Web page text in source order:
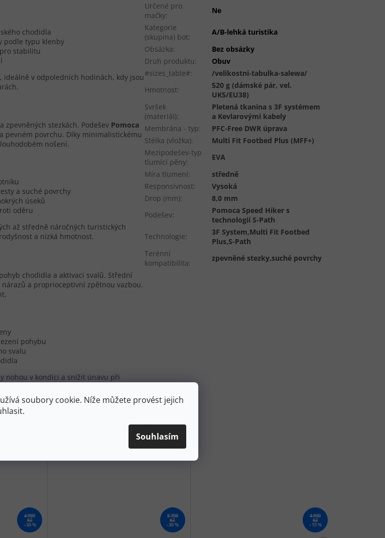
soubory cookie. Níže můžete provést jejich
Souhlasím
chodidla
podle typu klenby
stabilitu
v odpoledních hodinách, kdy jsou
stezkách. Podešev Pomoca
pevném povrchu. Díky minimalistickému
nošení.
a suché povrchy
úseků
oděru
až středně náročných turistických
a nízká hmotnost.
chodidla a aktivaci svalů. Střední
a proprioceptivní zpětnou vazbou.
pohybu
svalu
nohou v kondici a snížit únavu při
Určené pro
mačky:
Ne
Kategorie
(skupina) bot:
A/B-lehká turistika
Obsázka:
Bez obsázky
Druh produktu:
Obuv
#sizes_table#:
/velikostni-tabulka-salewa/
Hmotnost:
520 g (dámské pár, vel.
UK5/EU38)
Svršek
(materiál):
Pletená tkanina s 3F systémem
a Kevlarovými kabely
Membrána - typ:
PFC-Free DWR úprava
Stélka (vložka):
Multi Fit Footbed Plus (MFF+)
Mezipodešev-typ
tlumící pěny:
EVA
Míra tlumení:
středně
Responsivnost:
Vysoká
Drop (mm):
8,0 mm
Podešev:
Pomoca Speed Hiker s
technologií S-Path
Technologie:
3F System,Multi Fit Footbed
Plus,S-Path
Terénní
kompatibilita:
zpevněné stezky,suché povrchy
4 999
Kč
–30 %
5 700
Kč
–30 %
4 990
Kč
–15 %